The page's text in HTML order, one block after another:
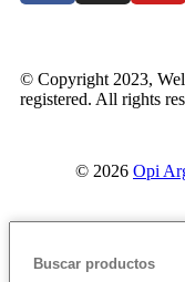
© Copyright 2023,
registered. All rights
© 2026 Opi